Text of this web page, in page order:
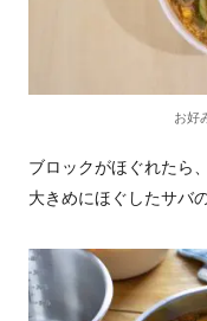
お好
ブロックがほぐれたら
大きめにほぐしたサバ